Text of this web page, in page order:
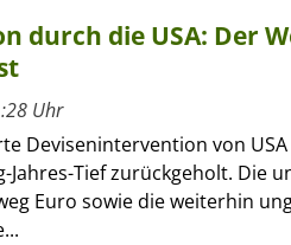
durch die USA: Der
Uhr
Devisenintervention von
Jahres-Tief zurückgeholt. Die
Euro sowie die weiterhin